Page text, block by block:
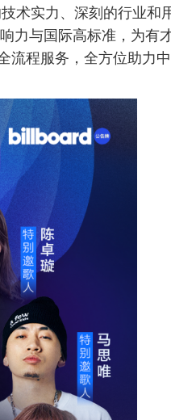
术实力、深刻的行业和
力与国际高标准，为有
流程服务，全方位助力